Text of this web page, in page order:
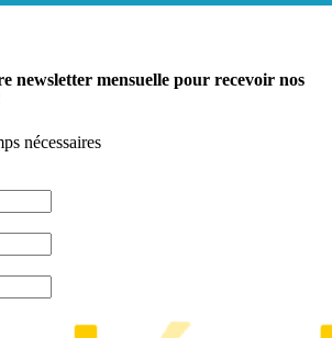
newsletter mensuelle pour recevoir nos
nécessaires